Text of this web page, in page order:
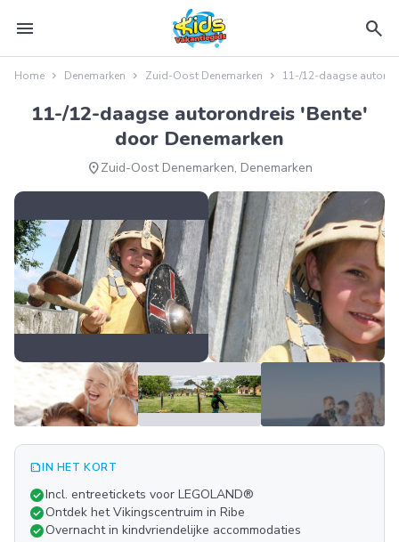
menu search
Home Denemarken Zuid-Oost Denemarken 11-/12-daagse
11-/12-daagse autorondreis 'Bente'
door Denemarken
location_onZuid-Oost Denemarken, Denemarken
summarizeIN HET KORT
check_circleIncl. entreetickets voor LEGOLAND®
check_circleOntdek het Vikingscentruim in Ribe
check_circleOvernacht in kindvriendelijke accommodaties